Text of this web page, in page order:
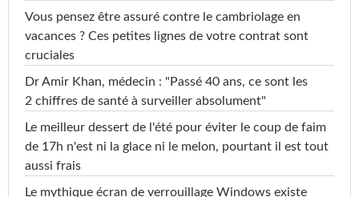
Vous pensez être assuré contre le cambriolage en
vacances ? Ces petites lignes de votre contrat sont
cruciales
Dr Amir Khan, médecin : "Passé 40 ans, ce sont les
2 chiffres de santé à surveiller absolument"
Le meilleur dessert de l'été pour éviter le coup de faim
de 17h n'est ni la glace ni le melon, pourtant il est tout
aussi frais
Le mythique écran de verrouillage Windows existe